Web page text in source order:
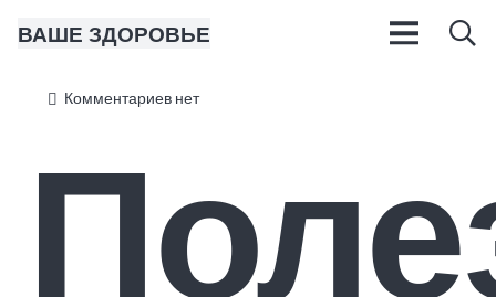
ВАШЕ ЗДОРОВЬЕ
Комментариев нет